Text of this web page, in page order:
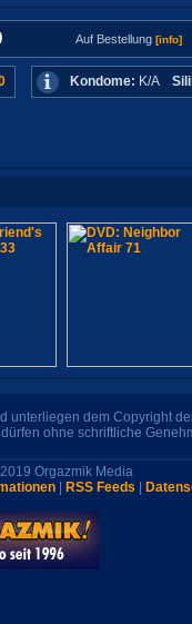
Auf Bestellung [info]
Kondome: K/A
dem Copyright
ohne schriftliche
Orgazmik Media
RSS Feeds